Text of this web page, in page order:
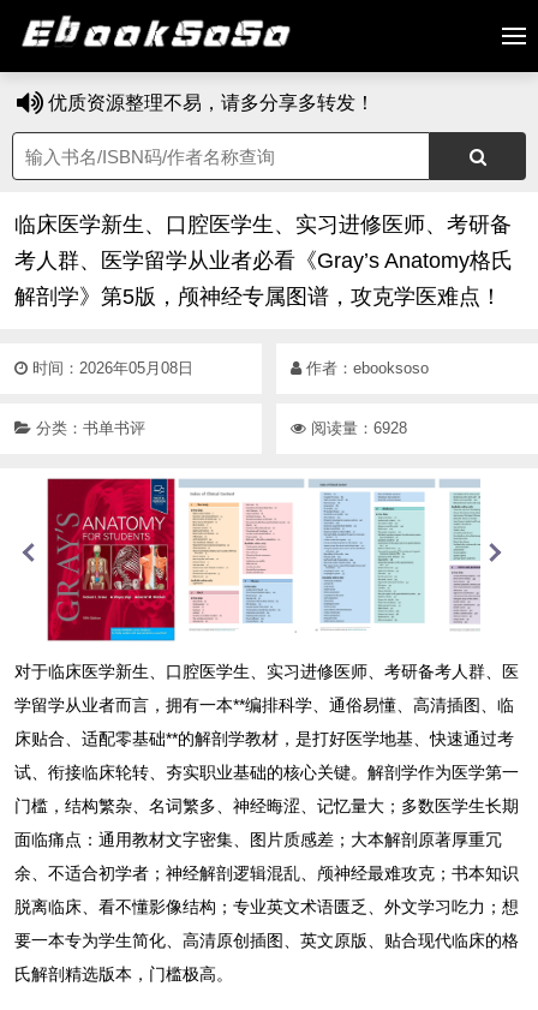
优质资源整理不易，请多分享多转发！
临床医学新生、口腔医学生、实习进修医师、考研备
考人群、医学留学从业者必看《Gray’s Anatomy格氏
解剖学》第5版，颅神经专属图谱，攻克学医难点！
时间：2026年05月08日 作者： ebooksoso
分类： 书单书评 阅读量：6928
对于临床医学新生、口腔医学生、实习进修医师、考研备考人群、医
学留学从业者而言，拥有一本**编排科学、通俗易懂、高清插图、临
床贴合、适配零基础**的解剖学教材，是打好医学地基、快速通过考
试、衔接临床轮转、夯实职业基础的核心关键。解剖学作为医学第一
门槛，结构繁杂、名词繁多、神经晦涩、记忆量大；多数医学生长期
面临痛点：通用教材文字密集、图片质感差；大本解剖原著厚重冗
余、不适合初学者；神经解剖逻辑混乱、颅神经最难攻克；书本知识
脱离临床、看不懂影像结构；专业英文术语匮乏、外文学习吃力；想
要一本专为学生简化、高清原创插图、英文原版、贴合现代临床的格
氏解剖精选版本，门槛极高。